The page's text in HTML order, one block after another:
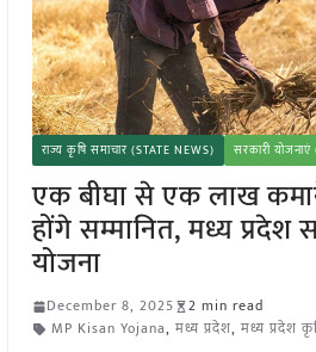
राज्य कृषि समाचार (STATE NEWS) सरकारी
एक बीघा से एक लाख
होंगे सम्मानित, मध्य प्रदेश
योजना
December 8, 2025
2 min read
MP Kisan Yojana, मध्य प्रदेश, मध्य प्रदेश